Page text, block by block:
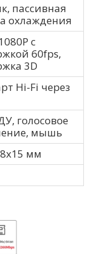
пассивная
охлаждения
с
60fps,
3D
Hi-Fi через
голосовое
мышь
мм